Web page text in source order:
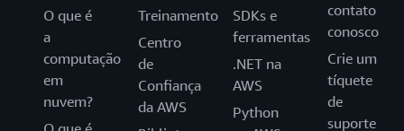
O que é
a
computação
em
nuvem?
Treinamento
Centro
de
Confiança
da AWS
SDKs e
ferramentas
.NET na
AWS
Python
contato
conosco
Crie um
tíquete
de
suporte